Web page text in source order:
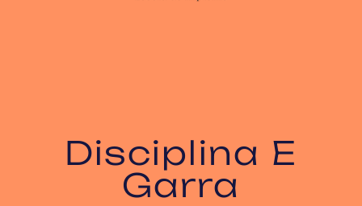
Disciplina E
Garra